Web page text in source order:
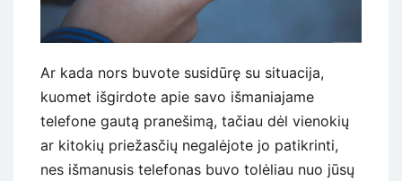
Ar kada nors buvote susidūrę su situacija,
kuomet išgirdote apie savo išmaniajame
telefone gautą pranešimą, tačiau dėl vienokių
ar kitokių priežasčių negalėjote jo patikrinti,
nes išmanusis telefonas buvo tolėliau nuo jūsų